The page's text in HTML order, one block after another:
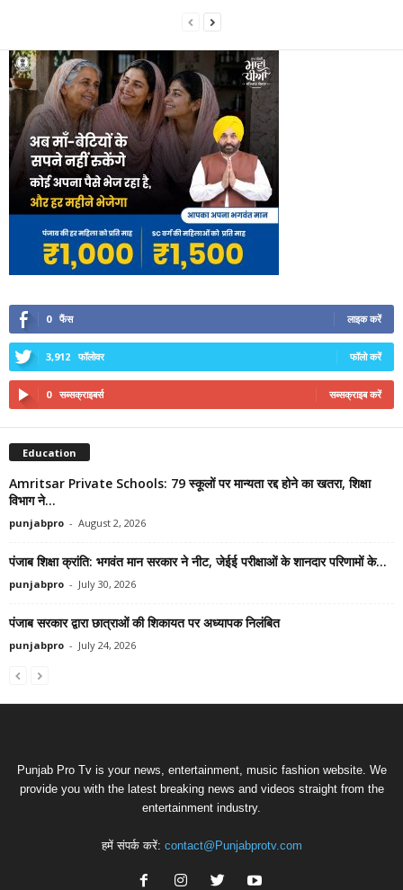
0 फैंस लाइक करें
3,912 फॉलोवर फॉलो करें
0 सब्सक्राइबर्स सब्सक्राइब करें
Education
Amritsar Private Schools: 79 स्कूलों पर मान्यता रद्द होने का खतरा, शिक्षा
विभाग ने...
punjabpro - August 2, 2026
पंजाब शिक्षा क्रांति: भगवंत मान सरकार ने नीट, जेईई परीक्षाओं के शानदार परिणामों के...
punjabpro - July 30, 2026
पंजाब सरकार द्वारा छात्राओं की शिकायत पर अध्यापक निलंबित
punjabpro - July 24, 2026
Punjab Pro Tv is your news, entertainment, music fashion website. We
provide you with the latest breaking news and videos straight from the
entertainment industry.
हमें संपर्क करें: contact@Punjabprotv.com